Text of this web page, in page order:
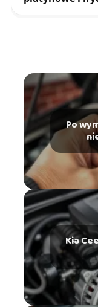
Po
Kia